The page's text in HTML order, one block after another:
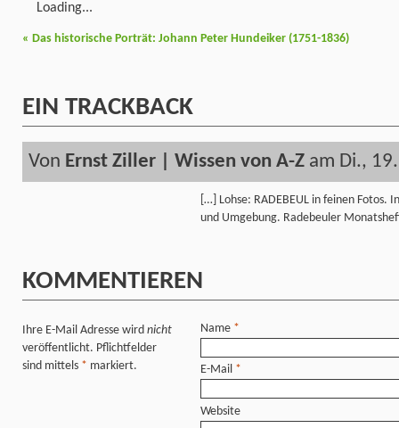
Loading...
« Das historische Porträt: Johann Peter Hundeiker (1751-1836)
EIN TRACKBACK
Von Ernst Ziller | Wissen von A-Z am Di.,
[…] Lohse: RADEBEUL in feinen
und Umgebung. Radebeuler
KOMMENTIEREN
Ihre E-Mail Adresse wird nicht
veröffentlicht. Pflichtfelder
sind mittels * markiert.
Name *
E-Mail *
Website